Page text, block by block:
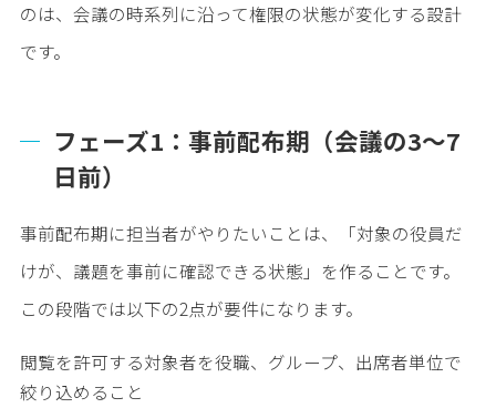
のは、会議の時系列に沿って権限の状態が変化する設計
です。
フェーズ1：事前配布期（会議の3〜7
日前）
事前配布期に担当者がやりたいことは、「対象の役員だ
けが、議題を事前に確認できる状態」を作ることです。
この段階では以下の2点が要件になります。
閲覧を許可する対象者を役職、グループ、出席者単位で
絞り込めること